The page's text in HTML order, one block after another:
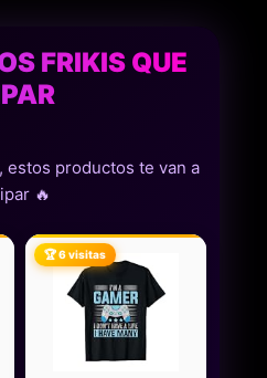
FRIKIS QUE
estos productos te van a
🔥
🏆 6 visitas